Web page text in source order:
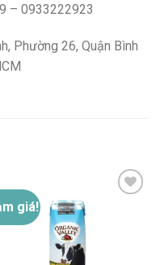
– 0933222923
Phường 26, Quận Bình
giá!